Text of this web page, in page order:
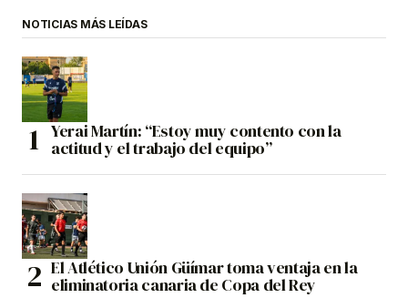
NOTICIAS MÁS LEÍDAS
Yerai Martín: “Estoy muy contento con la
actitud y el trabajo del equipo”
El Atlético Unión Güímar toma ventaja en la
eliminatoria canaria de Copa del Rey